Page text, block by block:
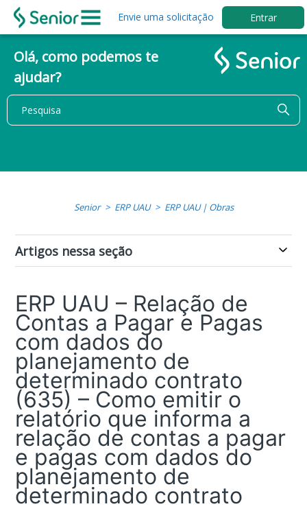
Envie uma solicitação Entrar
Olá, como podemos te
ajudar?
Senior ERP UAU ERP UAU | Obras
Artigos nessa seção
ERP UAU – Relação de
Contas a Pagar e Pagas
com dados do
planejamento de
determinado contrato
(635) – Como emitir o
relatório que informa a
relação de contas a pagar
e pagas com dados do
planejamento de
determinado contrato